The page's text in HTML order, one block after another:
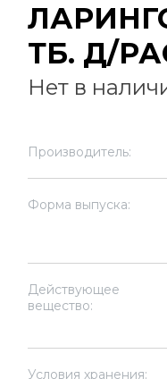
ТБ. Д/
Нет в
Производитель:
Форма выпуска:
Действующее
вещество:
Условия хранения: